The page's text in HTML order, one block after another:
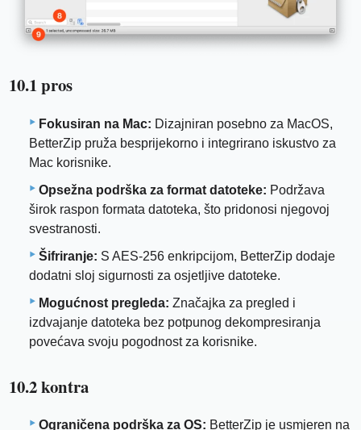
10.1 pros
Fokusiran na Mac: Dizajniran posebno za MacOS,
BetterZip pruža besprijekorno i integrirano iskustvo za
Mac korisnike.
Opsežna podrška za format datoteke: Podržava
širok raspon formata datoteka, što pridonosi njegovoj
svestranosti.
Šifriranje: S AES-256 enkripcijom, BetterZip dodaje
dodatni sloj sigurnosti za osjetljive datoteke.
Mogućnost pregleda: Značajka za pregled i
izdvajanje datoteka bez potpunog dekompresiranja
povećava svoju pogodnost za korisnike.
10.2 kontra
Ograničena podrška za OS: BetterZip je usmjeren na